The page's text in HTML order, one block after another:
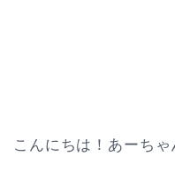
こんにちは！あーちゃ